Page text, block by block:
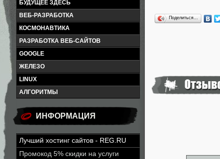
БУДУЩЕЕ ЗДЕСЬ
ВЕБ-РАЗРАБОТКА
КОСМОНАВТИКА
РАЗРАБОТКА ВЕБ-САЙТОВ
GOOGLE
ЖЕЛЕЗО
LINUX
АЛГОРИТМЫ
ИНФОРМАЦИЯ
Лучший хостинг сайтов - REG.RU
Промокод 5% скидки на услуги
Поделиться…